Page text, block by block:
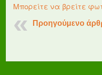
Μπορείτε να βρείτε
Προηγούμενο